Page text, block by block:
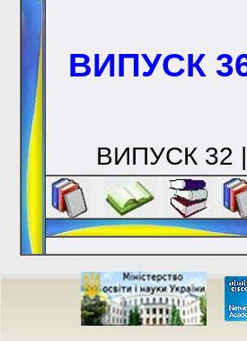
ВИПУСК
ВИПУСК 32